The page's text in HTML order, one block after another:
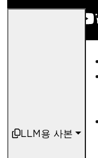
LLM용 사본